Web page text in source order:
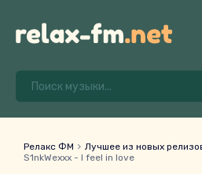
Релакс ФМ Лучшее из новых
S1nkWexxx - I feel in love